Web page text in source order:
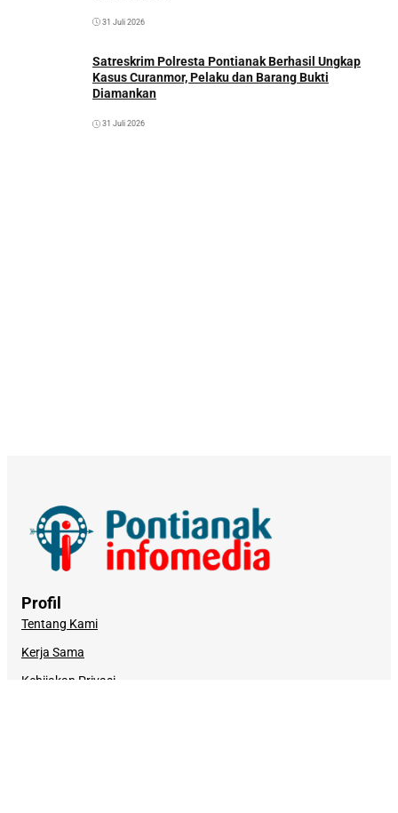
31 Juli 2026
Satreskrim Polresta Pontianak Berhasil Ungkap
Kasus Curanmor, Pelaku dan Barang Bukti
Diamankan
31 Juli 2026
Profil
Tentang Kami
Kerja Sama
Kebijakan Privasi